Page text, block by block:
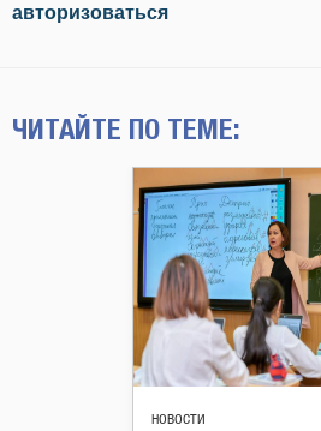
авторизоваться
ЧИТАЙТЕ ПО ТЕМЕ:
НОВОСТИ